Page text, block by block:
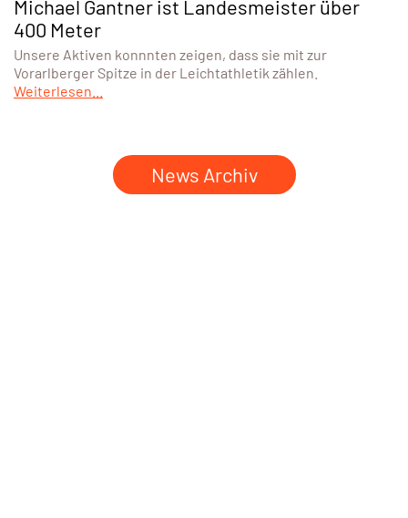
Michael Gantner ist Landesmeister über
400 Meter
Unsere Aktiven konnnten zeigen, dass sie mit zur
Vorarlberger Spitze in der Leichtathletik zählen.
Weiterlesen...
News Archiv